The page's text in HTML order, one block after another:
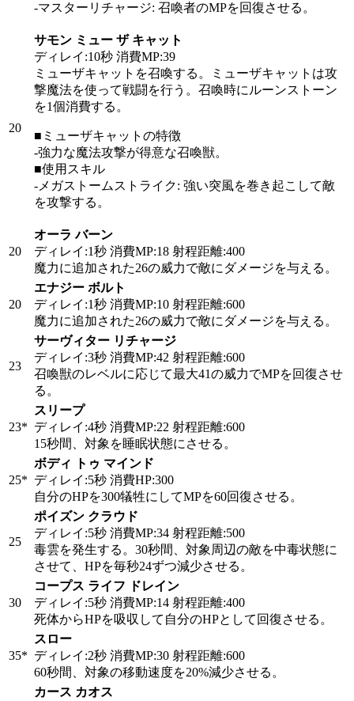
-マスターリチャージ: 召喚者のMPを回復させる。
20
サモン ミュー ザ キャット
ディレイ:10秒 消費MP:39
ミューザキャットを召喚する。ミューザキャットは攻
撃魔法を使って戦闘を行う。召喚時にルーンストーン
を1個消費する。
■ミューザキャットの特徴
-強力な魔法攻撃が得意な召喚獣。
■使用スキル
-メガストームストライク: 強い突風を巻き起こして敵
を攻撃する。
20
オーラ バーン
ディレイ:1秒 消費MP:18 射程距離:400
魔力に追加された26の威力で敵にダメージを与える。
20
エナジー ボルト
ディレイ:1秒 消費MP:10 射程距離:600
魔力に追加された26の威力で敵にダメージを与える。
23
サーヴィター リチャージ
ディレイ:3秒 消費MP:42 射程距離:600
召喚獣のレベルに応じて最大41の威力でMPを回復させ
る。
23*
スリープ
ディレイ:4秒 消費MP:22 射程距離:600
15秒間、対象を睡眠状態にさせる。
25*
ボディ トゥ マインド
ディレイ:5秒 消費HP:300
自分のHPを300犠牲にしてMPを60回復させる。
25
ポイズン クラウド
ディレイ:5秒 消費MP:34 射程距離:500
毒雲を発生する。30秒間、対象周辺の敵を中毒状態に
させて、HPを毎秒24ずつ減少させる。
30
コープス ライフ ドレイン
ディレイ:5秒 消費MP:14 射程距離:400
死体からHPを吸収して自分のHPとして回復させる。
35*
スロー
ディレイ:2秒 消費MP:30 射程距離:600
60秒間、対象の移動速度を20%減少させる。
カース カオス